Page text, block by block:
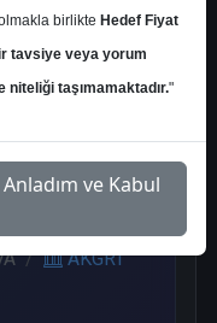
Üstü Get.
1
AKGRT
birlikte Hedef Fiyat
tavsiye veya yorum
taşımamaktadır."
ve Kabul